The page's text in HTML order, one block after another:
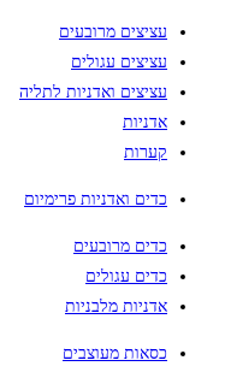
עציצים מרובעים
עציצים עגולים
עציצים ואדניות לתליה
אדניות
קערות
כדים ואדניות פרימיום
כדים מרובעים
כדים עגולים
אדניות מלבניות
כסאות מעוצבים